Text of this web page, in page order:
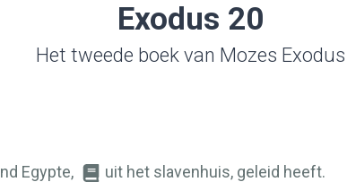
Exodus 20
Het tweede boek van Mozes Exodus
Egypte,
uit het slavenhuis, geleid heeft.